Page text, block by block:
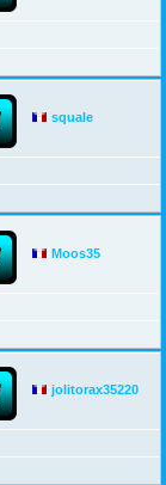
squale
Moos35
jolitorax35220